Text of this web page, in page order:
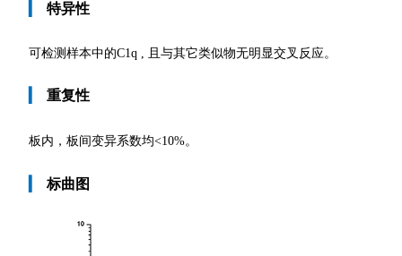
特异性
可检测样本中的C1q , 且与其它类似物无明显交叉反应。
重复性
板内，板间变异系数均<10%。
标曲图